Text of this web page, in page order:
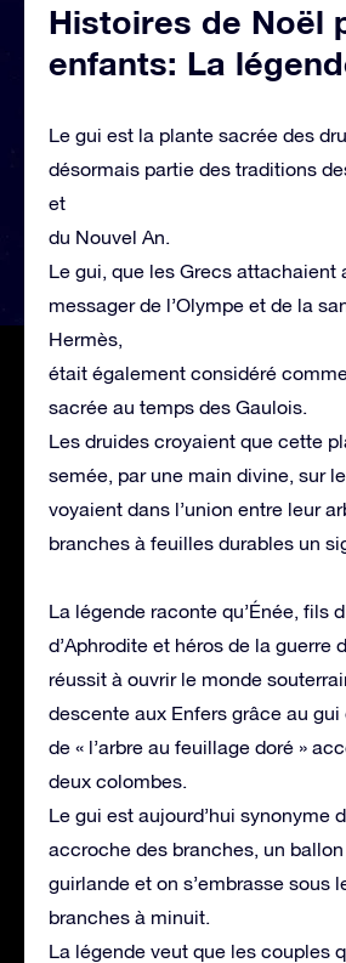
Histoires de Noël
enfants: La
Le gui est la plante sacrée des
désormais partie des traditions
et
du Nouvel An.
Le gui, que les Grecs attachaient
messager de l’Olympe et de la
Hermès,
était également considéré
sacrée au temps des Gaulois.
Les druides croyaient que cette
semée, par une main divine, sur
voyaient dans l’union entre leur
branches à feuilles durables un
La légende raconte qu’Énée, fils
d’Aphrodite et héros de la guerre
réussit à ouvrir le monde
descente aux Enfers grâce au gui
de « l’arbre au feuillage doré »
deux colombes.
Le gui est aujourd’hui synonyme
accroche des branches, un
guirlande et on s’embrasse sous
branches à minuit.
La légende veut que les couples